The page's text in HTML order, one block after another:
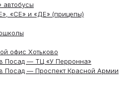
автобусы
«СЕ» и «ДЕ» (прицепы)
офис Хотьково
Посад — ТЦ «У Перронна»
Посад — Проспект Красной Армии